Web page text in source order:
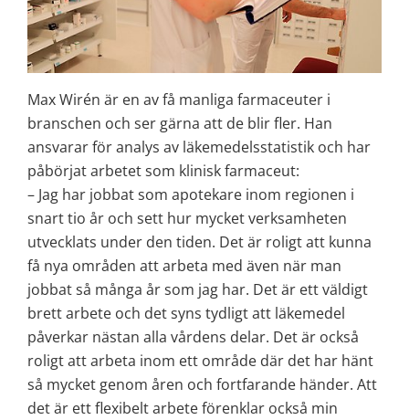
Max Wirén är en av få manliga farmaceuter i
branschen och ser gärna att de blir fler. Han
ansvarar för analys av läkemedelsstatistik och har
påbörjat arbetet som klinisk farmaceut:
– Jag har jobbat som apotekare inom regionen i
snart tio år och sett hur mycket verksamheten
utvecklats under den tiden. Det är roligt att kunna
få nya områden att arbeta med även när man
jobbat så många år som jag har. Det är ett väldigt
brett arbete och det syns tydligt att läkemedel
påverkar nästan alla vårdens delar. Det är också
roligt att arbeta inom ett område där det har hänt
så mycket genom åren och fortfarande händer. Att
det är ett flexibelt arbete förenklar också min